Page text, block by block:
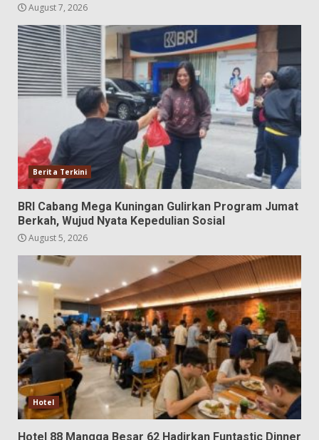
August 7, 2026
Berita Terkini
BRI Cabang Mega Kuningan Gulirkan Program Jumat
Berkah, Wujud Nyata Kepedulian Sosial
August 5, 2026
Hotel
Hotel 88 Mangga Besar 62 Hadirkan Funtastic Dinner